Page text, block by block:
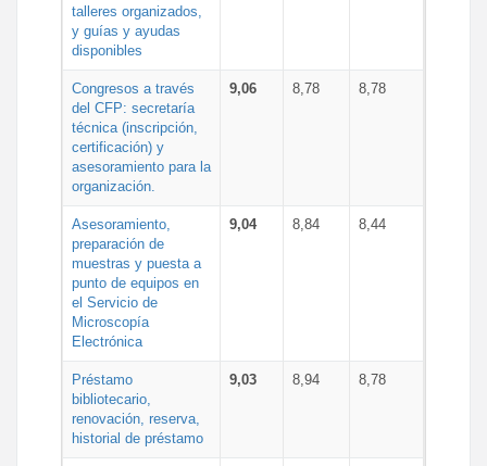
talleres organizados,
y guías y ayudas
disponibles
Congresos a través
del CFP: secretaría
técnica (inscripción,
certificación) y
asesoramiento para la
organización.
9,06 8,78 8,78
Asesoramiento,
preparación de
muestras y puesta a
punto de equipos en
el Servicio de
Microscopía
Electrónica
9,04 8,84 8,44
Préstamo
bibliotecario,
renovación, reserva,
historial de préstamo
9,03 8,94 8,78